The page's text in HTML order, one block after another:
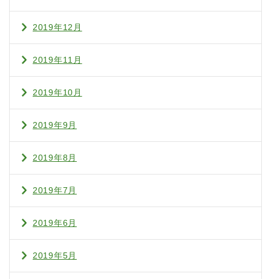
2019年12月
2019年11月
2019年10月
2019年9月
2019年8月
2019年7月
2019年6月
2019年5月